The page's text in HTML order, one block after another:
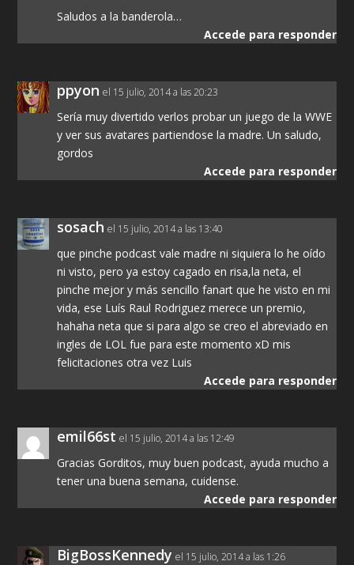
Saludos a la banderola…
Accede para responder
ppyon el 15 julio, 2014 a las 20:23
Sería muy divertido verlos probar un juego de la WWE
y ver sus avatares partiendose la madre. Un saludo,
gordos
Accede para responder
sosach el 15 julio, 2014 a las 13:40
que pinche podcast vale madre ni siquiera lo he oído
ni visto, pero ya estoy cagado en risa,la neta, el
pinche mejor y más sencillo fanart que he visto en mi
vida, ese Luís Raul Rodriguez merece un premio,
hahaha neta que si para algo se creo el abreviado en
ingles de LOL fue para este momento xD mis
felicitaciones otra vez Luis
Accede para responder
emil66st el 15 julio, 2014 a las 12:49
Gracias Gorditos, muy buen podcast, ayuda mucho a
tener una buena semana, cuidense.
Accede para responder
BigBossKennedy el 15 julio, 2014 a las 1:26